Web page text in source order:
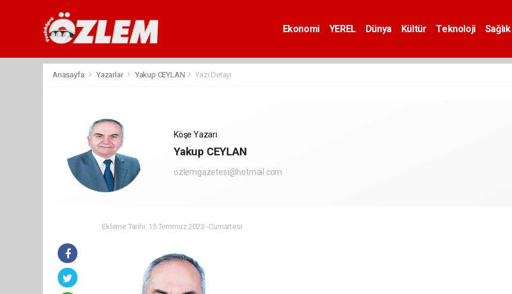
Ekonomi YEREL Dünya Kültür Teknoloji Sağlık
Anasayfa Yazarlar Yakup CEYLAN Yazı Detayı
Köşe Yazarı
Yakup CEYLAN
ozlemgazetesi@hotmail.com
Ekleme Tarihi: 15 Temmuz 2023 -Cumartesi